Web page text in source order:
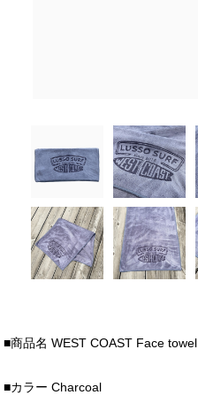
■商品名 WEST COAST Face towel
■カラー Charcoal